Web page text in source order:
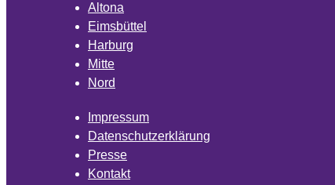
Altona
Eimsbüttel
Harburg
Mitte
Nord
Impressum
Datenschutzerklärung
Presse
Kontakt